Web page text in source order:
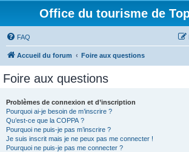
Office du tourisme de
FAQ
Accueil du forum Foire aux questions
Foire aux questions
Problèmes de connexion et d’inscription
Pourquoi ai-je besoin de m’inscrire ?
Qu’est-ce que la COPPA ?
Pourquoi ne puis-je pas m’inscrire ?
Je suis inscrit mais je ne peux pas me connecter !
Pourquoi ne puis-je pas me connecter ?